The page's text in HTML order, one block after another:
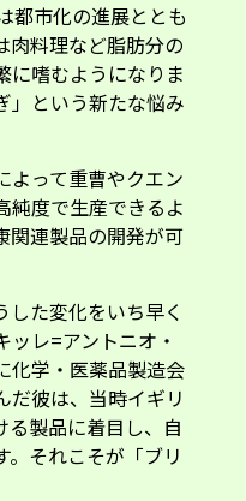
都市化の進展ととも
肉料理など脂肪分の
に嗜むようになりま
」という新たな悩み
よって重曹やクエン
純度で生産できるよ
関連製品の開発が可
した変化をいち早く
レ=アントニオ・
化学・医薬品製造会
だ彼は、当時イギリ
る製品に着目し、自
。それこそが「ブリ